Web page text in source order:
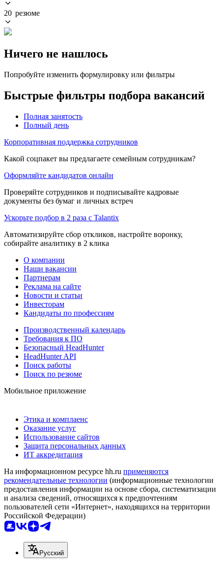
20 резюме
Ничего не нашлось
Попробуйте изменить формулировку или фильтры
Быстрые фильтры подбора вакансий
Полная занятость
Полный день
Корпоративная поддержка сотрудников
Какой соцпакет вы предлагаете семейным сотрудникам?
Оформляйте кандидатов онлайн
Проверяйте сотрудников и подписывайте кадровые
документы без бумаг и личных встреч
Ускорьте подбор в 2 раза с Talantix
Автоматизируйте сбор откликов, настройте воронку,
собирайте аналитику в 2 клика
О компании
Наши вакансии
Партнерам
Реклама на сайте
Новости и статьи
Инвесторам
Кандидаты по профессиям
Производственный календарь
Требования к ПО
Безопасный HeadHunter
HeadHunter API
Поиск работы
Поиск по резюме
Мобильное приложение
Этика и комплаенс
Оказание услуг
Использование сайтов
Защита персональных данных
ИТ аккредитация
На информационном ресурсе hh.ru применяются
рекомендательные технологии (информационные технологии
предоставления информации на основе сбора, систематизации
и анализа сведений, относящихся к предпочтениям
пользователей сети «Интернет», находящихся на территории
Российской Федерации)
Русский